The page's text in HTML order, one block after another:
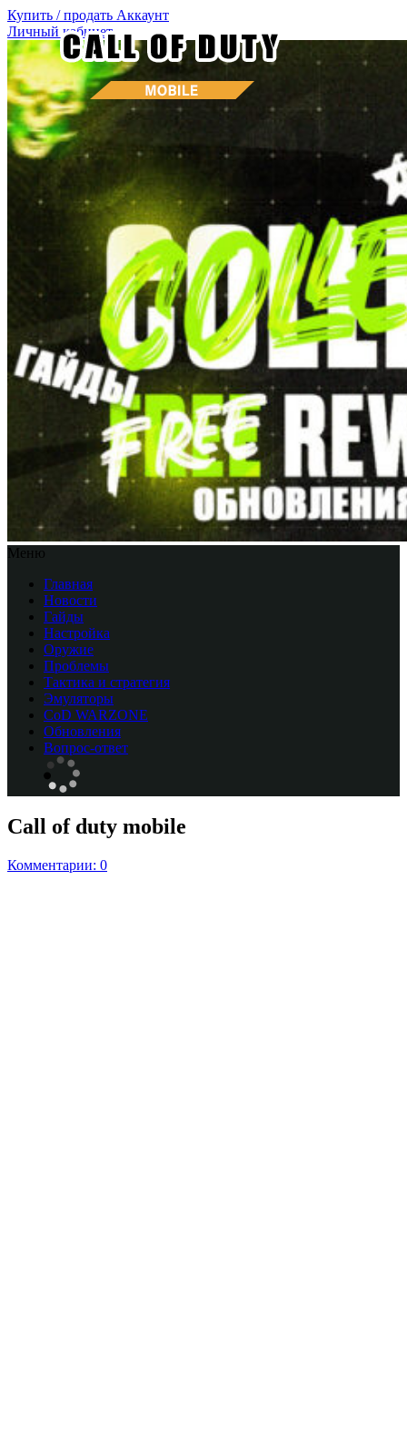
Купить / продать Аккаунт
Личный кабинет
Меню
Главная
Новости
Гайды
Настройка
Оружие
Проблемы
Тактика и стратегия
Эмуляторы
CоD WARZONE
Обновления
Вопрос-ответ
Call of duty mobile
Комментарии: 0